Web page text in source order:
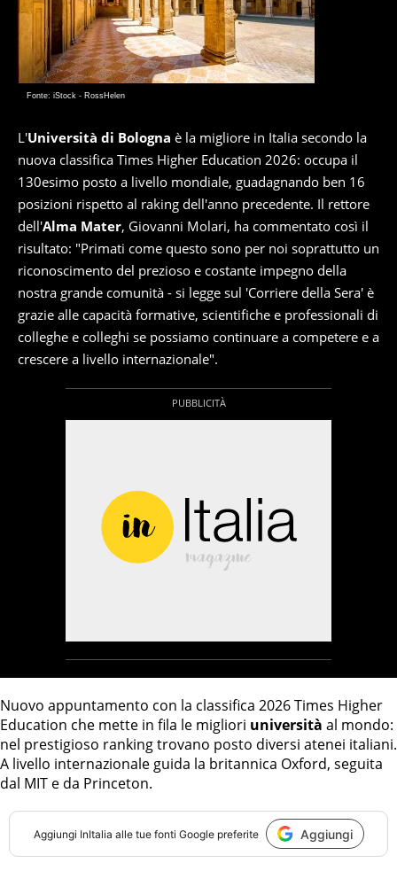
Fonte: iStock - RossHelen
L'Università di Bologna è la migliore in Italia secondo la
nuova classifica Times Higher Education 2026: occupa il
130esimo posto a livello mondiale, guadagnando ben 16
posizioni rispetto al raking dell'anno precedente. Il rettore
dell'Alma Mater, Giovanni Molari, ha commentato così il
risultato: "Primati come questo sono per noi soprattutto un
riconoscimento del prezioso e costante impegno della
nostra grande comunità - si legge sul 'Corriere della Sera' è
grazie alle capacità formative, scientifiche e professionali di
colleghe e colleghi se possiamo continuare a competere e a
crescere a livello internazionale".
Nuovo appuntamento con la classifica 2026 Times Higher
Education che mette in fila le migliori università al mondo:
nel prestigioso ranking trovano posto diversi atenei italiani.
A livello internazionale guida la britannica Oxford, seguita
dal MIT e da Princeton.
Aggiungi InItalia alle tue fonti Google preferite Aggiungi